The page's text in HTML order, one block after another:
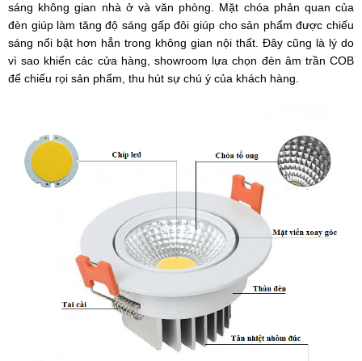
sáng không gian nhà ở và văn phòng. Mặt chóa phản quan của
đèn giúp làm tăng độ sáng gấp đôi giúp cho sản phẩm được chiếu
sáng nổi bật hơn hẳn trong không gian nội thất. Đây cũng là lý do
vì sao khiến các cửa hàng, showroom lựa chọn đèn âm trần COB
để chiếu rọi sản phẩm, thu hút sự chú ý của khách hàng.